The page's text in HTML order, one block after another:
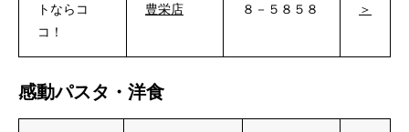
トならコ
コ！
豊栄店
８－５８５８
＞
感動パスタ・洋食